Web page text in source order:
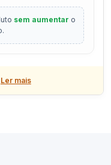
sem aumentar o
Ler mais